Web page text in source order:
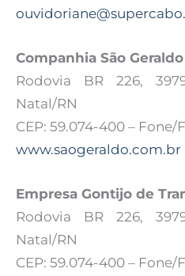
Companhia São
Rodovia BR 226,
Natal/RN
CEP: 59.074-400 – Fone/
www.saogeraldo.com.br
Empresa Gontijo de
Rodovia BR 226,
Natal/RN
CEP: 59.074-400 – Fone/